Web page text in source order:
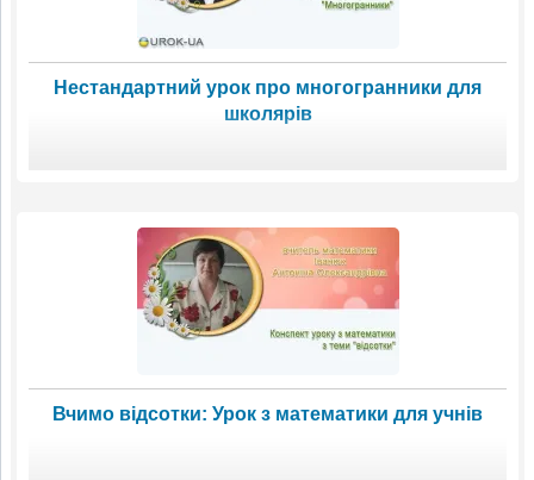
Нестандартний урок про многогранники для
школярів
Вчимо відсотки: Урок з математики для учнів